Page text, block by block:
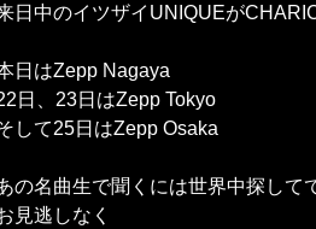
日中のイツザイUNIQUEが
日はZepp Nagaya
日、23日はZepp Tokyo
して25日はZepp Osaka
の名曲生で聞くには世界中探して
見逃しなく